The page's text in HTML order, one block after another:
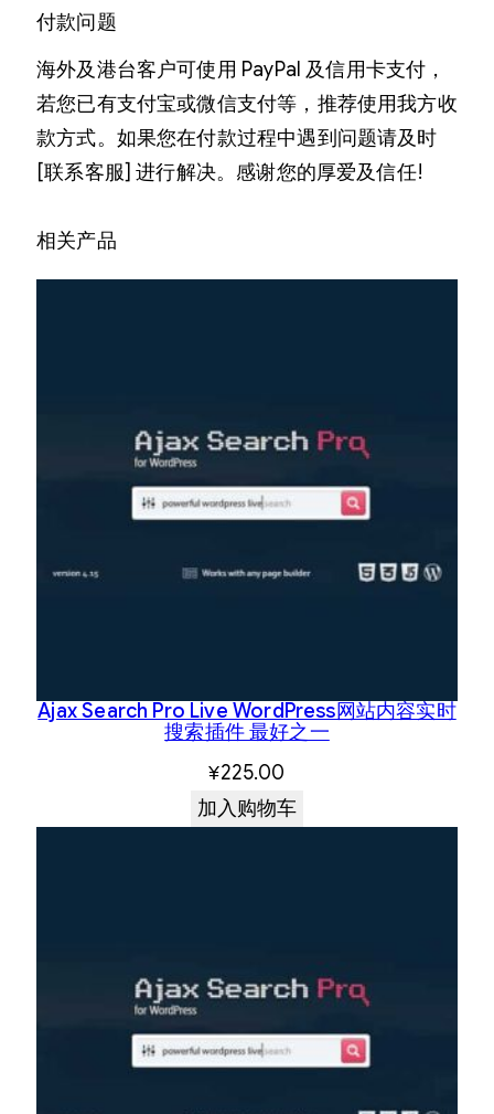
付款问题
海外及港台客户可使用 PayPal 及信用卡支付，
若您已有支付宝或微信支付等，推荐使用我方收
款方式。如果您在付款过程中遇到问题请及时
[联系客服] 进行解决。感谢您的厚爱及信任!
相关产品
Ajax Search Pro Live WordPress网站内容实时
搜索插件 最好之一
¥225.00
加入购物车